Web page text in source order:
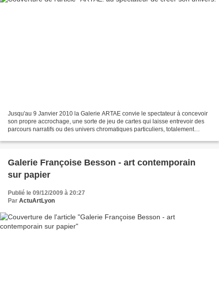
Jusqu'au 9 Janvier 2010 la Galerie ARTAE convie le spectateur à concevoir
son propre accrochage, une sorte de jeu de cartes qui laisse entrevoir des
parcours narratifs ou des univers chromatiques particuliers, totalement
Galerie Françoise Besson - art contemporain
sur papier
Publié le 09/12/2009 à 20:27
Par ActuArtLyon